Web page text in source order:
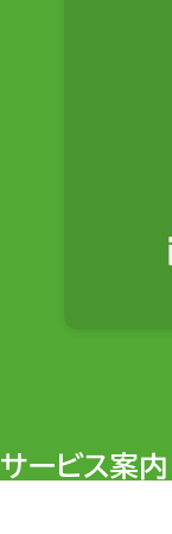
サービス案内